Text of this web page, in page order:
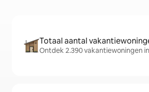
Totaal aantal
Ontdek 2.390 vakantiewoningen